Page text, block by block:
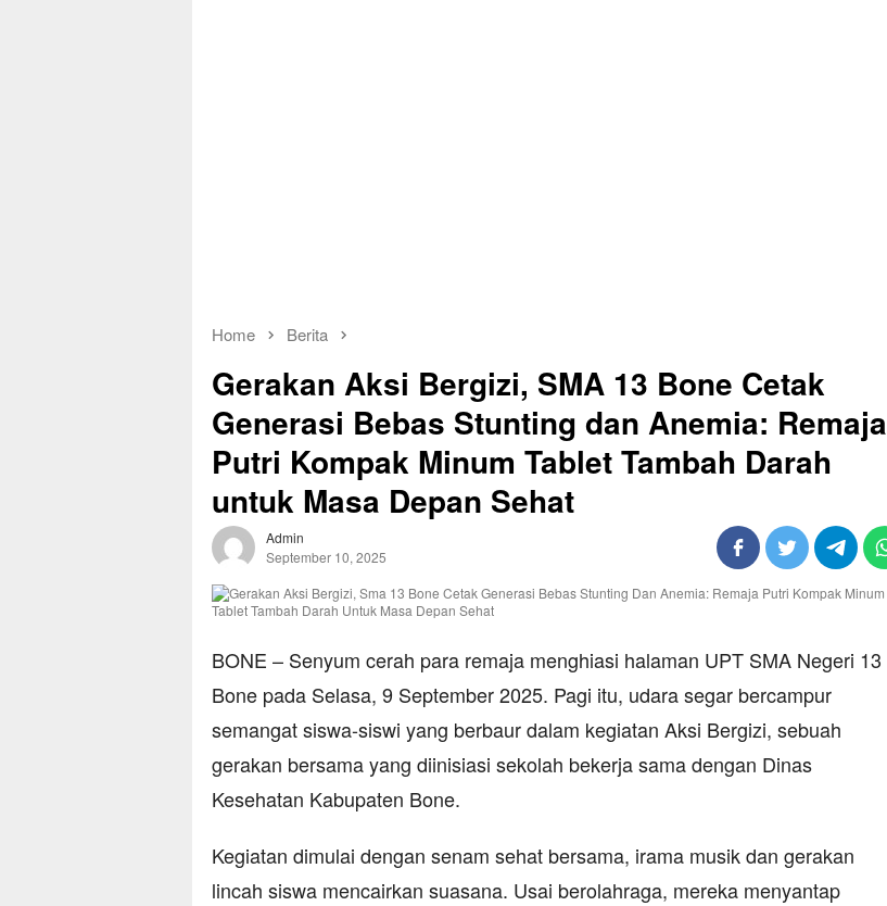
Home Berita
Gerakan Aksi Bergizi, SMA 13 Bone Cetak
Generasi Bebas Stunting dan Anemia: Remaja
Putri Kompak Minum Tablet Tambah Darah
untuk Masa Depan Sehat
Admin
September 10, 2025
BONE – Senyum cerah para remaja menghiasi halaman UPT SMA Negeri 13
Bone pada Selasa, 9 September 2025. Pagi itu, udara segar bercampur
semangat siswa-siswi yang berbaur dalam kegiatan Aksi Bergizi, sebuah
gerakan bersama yang diinisiasi sekolah bekerja sama dengan Dinas
Kesehatan Kabupaten Bone.
Kegiatan dimulai dengan senam sehat bersama, irama musik dan gerakan
lincah siswa mencairkan suasana. Usai berolahraga, mereka menyantap